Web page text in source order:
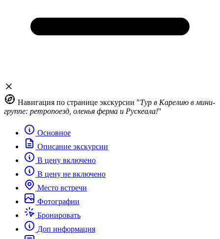
Навигация по странице экскурсии "Тур в Карелию в мини-
группе: ретропоезд, оленья ферма и Рускеала!"
Основное
Описание экскурсии
В цену включено
В цену не включено
Место встречи
Фотографии
Бронировать
Доп информация